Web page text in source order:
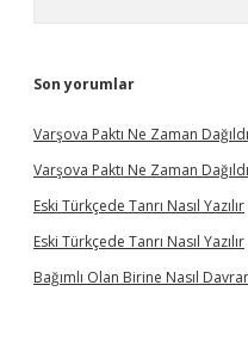
Son yorumlar
Varşova Paktı Ne Zaman Dağıldı
Varşova Paktı Ne Zaman Dağıldı
Eski Türkçede Tanrı Nasıl Yazılır
Eski Türkçede Tanrı Nasıl Yazılır
Bağımlı Olan Birine Nasıl